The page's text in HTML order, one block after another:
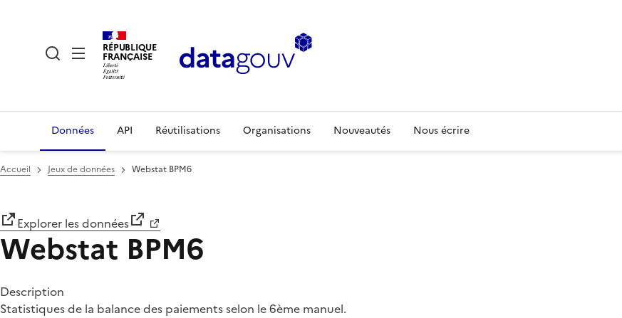
RÉPUBLIQUE
FRANÇAISE
Données API Réutilisations Organisations Nouveautés Nous écrire
Accueil Jeux de données Webstat BPM6
Explorer les données
Webstat BPM6
Description
Statistiques de la balance des paiements selon le 6ème manuel.